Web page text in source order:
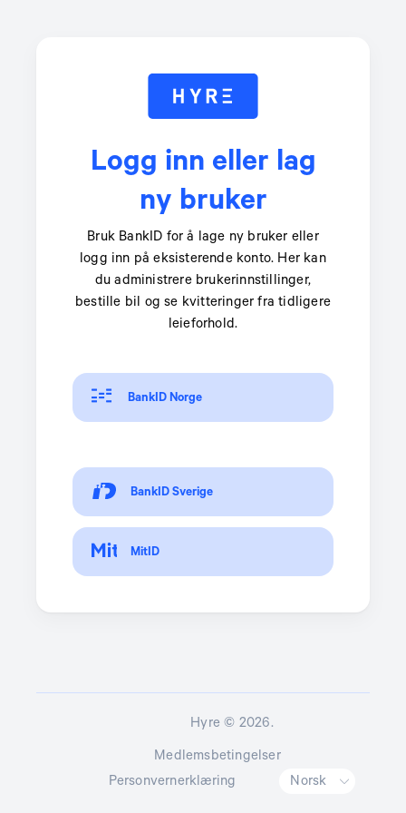
Logg inn eller lag
ny bruker
Bruk BankID for å lage ny bruker eller
logg inn på eksisterende konto. Her kan
du administrere brukerinnstillinger,
bestille bil og se kvitteringer fra tidligere
leieforhold.
BankID Norge
BankID Sverige
MitID
Hyre © 2026.
Medlemsbetingelser
Personvernerklæring
Norsk